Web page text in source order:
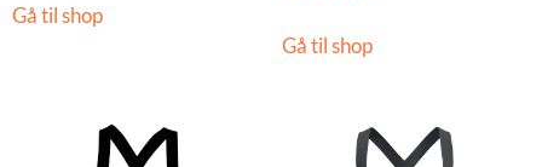
Gå til shop
Gå til shop